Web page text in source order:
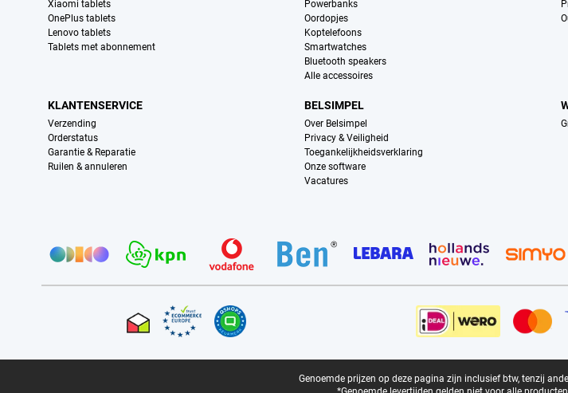
Xiaomi tablets
OnePlus tablets
Lenovo tablets
Tablets met abonnement
Powerbanks
Oordopjes
Koptelefoons
Smartwatches
Bluetooth speakers
Alle accessoires
KLANTENSERVICE
Verzending
Orderstatus
Garantie & Reparatie
Ruilen & annuleren
BELSIMPEL
Over Belsimpel
Privacy & Veiligheid
Toegankelijkheidsverklaring
Onze software
Vacatures
Genoemde prijzen op deze pagina zijn inclusief btw, tenzij